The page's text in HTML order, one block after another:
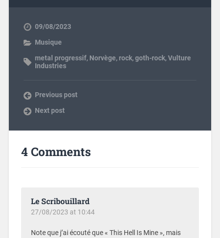
09/08/2023
Musique
metal progressif, Norvège, rock,goth-rock,Vulture
Industries
Previous post
Next post
4 Comments
Le Scribouillard
27/08/2023 at 10:44
Note que j’ai écouté que « This Hell Is Mine », mais